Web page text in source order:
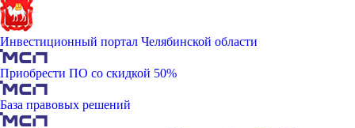
Инвестиционный портал Челябинской области
Приобрести ПО со скидкой 50%
База правовых решений